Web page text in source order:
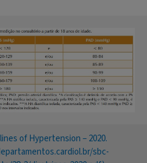
of Hypertension – 2020.
sbc-